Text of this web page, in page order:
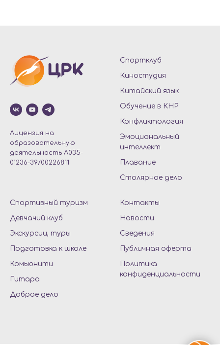
Лицензия на
образовательную
деятельность Л035-
01236-39/00226811
Спортклуб
Киностудия
Китайский язык
Обучение в КНР
Конфликтология
Эмоциональный
интеллект
Плавание
Столярное дело
Спортивный туризм
Девчачий клуб
Экскурсии, туры
Подготовка к школе
Комьюнити
Гитара
Доброе дело
Контакты
Новости
Сведения
Публичная оферта
Политика
конфиденциальности